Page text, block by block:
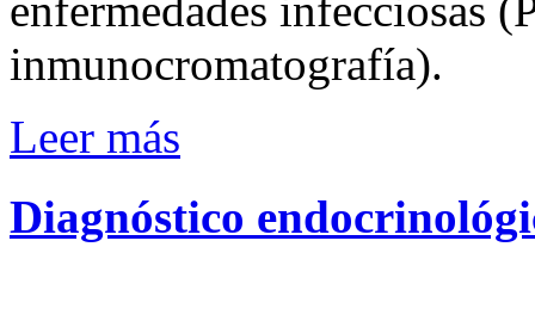
enfermedades infecciosas
inmunocromatografía).
Leer más
Diagnóstico